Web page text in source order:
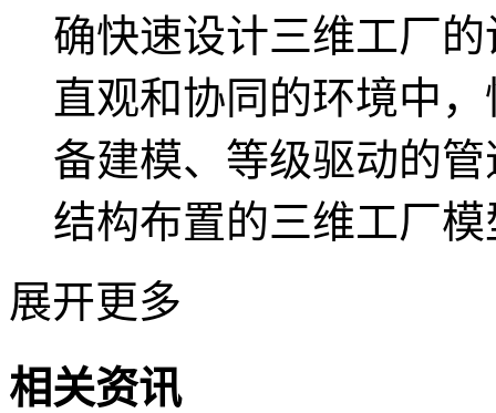
确快速设计三维工厂
直观和协同的环境中
备建模、等级驱动的
结构布置的三维工厂模
展开更多
相关资讯